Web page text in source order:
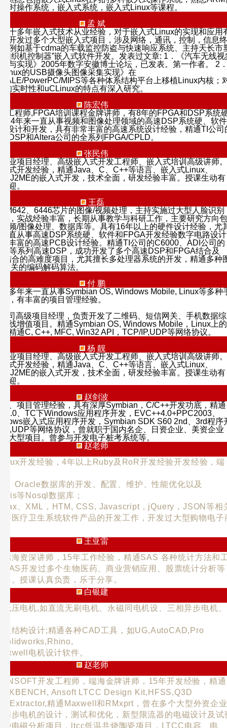
时操作系统，嵌入式系统，嵌入式Linux等课程。
孟 斌
十多年嵌入式技术从业经验，对于嵌入式Linux的实现和应用
开发过多个大型嵌入式项目，涉及网络，通讯，控制，信息终
例如基于cdma的车载监控防盗与快速响应系统、主持天长市
圆织机控制器”嵌入式软件开发。发表过文章: 1．《汽车无线视
与实现》2005年数字安徽博士论坛，已发表。第一作者。 2
的USB摄像头图像采集实现》在
PowerPC/MIPS等各种体系结构平台上移植Linux内核；
的实时性和uCLinux的特点有深入研究。
陈宏伟
工程师,FPGA培训课程金牌讲师，有8年的FPGA和DSP系统
近4年来一直从事视频和图像处理领域的高速DSP系统硬、软件
设计和开发，具有非常丰富的高速系统设计经验，精通TI公司
DSP和Altera公司的全系列FPGA/CPLD。
张民伟
业项目经理、高级嵌入式开发工程师、嵌入式培训高级讲师。
式开发经验，精通Java、C、C++等语言、嵌入式Linux、
J2ME的嵌入式开发，技术全面，研发经验丰富。授课生动有
迎。
王磊
、6446芯片的图像/视频处理，主持实施过大型人脸识别
，实战经验丰富，长期从事教学与科研工作，主要研究方向包
频/图像处理、数据库等。具有16年以上的硬件设计经验，尤
直从事高速DSP系统硬、软件和FPGA开发经验数字电路设计
丰富的高速PCB设计经验。精通TI公司的C6000、ADI公司的
等系列高速DSP，成功开发了多个高速DSP和FPGA结合及
结合的高难度项目，尤其擅长多处理器系统的开发，精通多种
关的编码解码算法。
付 鹏
多年来一直从事Symbian OS, Windows Mobile, Linux等多种
，有丰富的项目管理经验。
司高级项目经理，负责开发了二维码、短信网关、手机数据综
线增值项目。精通Symbian OS, Windows Mobile，Linux上的
精通C, C++, MFC, Win32 API，TCP/IP,UDP等网络协议。
杨 靓
业项目经理、高级嵌入式开发工程师、嵌入式培训高级讲师。
式开发经验，精通Java、C、C++等语言、嵌入式Linux、
J2ME的嵌入式开发，技术全面，研发经验丰富。授课生动有
迎。
赵剑波
、项目管理经验，具有深厚Symbian，C/C++开发功底，精通
、TC下Windows应用程序开发，EVC++4.0+PPC2003、
嵌入式应用程序开发，Symbian SDK S60 2nd、3rd程序
IP,UDP等网络协议，曾就职于国内名企、日资企业、美资企业
大型项目。曾参与开发电子桩考系统等。
赵老师
开发经验，4年以上Ruby及RoR开发经验开发经验，端
、Oracle数据库的开发、配置、维护、性能优化以及
等Nosql数据库；
、XML，HTM, CSS, Javascript，jQuery，JSON等相
事医疗卫生系统软件产品的开发工作，开发过大型购物电子
王亚雷
端海资深讲师，15年工作经验，精通SAS 各种统计方法和
SAS开发过多个生物医药、商业营销应用、股票统计分析等
。授课认真负责，乐于分享。
白银建
压电机,如直流无刷电机、永磁同电机设、三相异步电机、
及结构设计;精通各种CAD工具，如UG,AutoCAD,Pro
电机设计软件。
赵老师
开发工程师，端海金牌讲师，15年开发经验，精通
Ansoft LTCC Design Kit,HFSS,Q3D
Extractor,精通Maxwell和RMxprt，曾在多个大型外资企业
同步电机的设计，测试和优化，新型限流器的电磁设计及试
种电磁分析项目，ltcc低温共烧陶瓷项目，LTCC电容、电